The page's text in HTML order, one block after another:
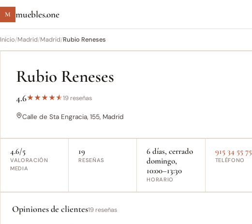
M muebles.one
Inicio/Madrid/Madrid/Rubio Reneses
Rubio Reneses
4.6★★★★★19 reseñas
Calle de Sta Engracia, 155, Madrid
4.6/5
VALORACIÓN
MEDIA
19
RESEÑAS
6 días, cerrado
domingo,
10:00–13:30
HORARIO
915 34 55 75
TELÉFONO
Opiniones de clientes19 reseñas